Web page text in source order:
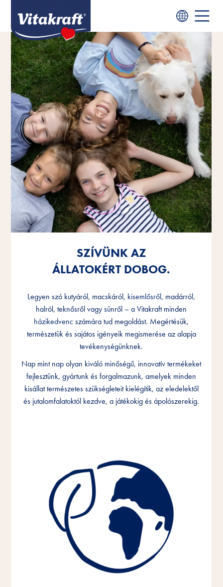
SZÍVÜNK AZ
ÁLLATOKÉRT DOBOG.
Legyen szó kutyáról, macskáról, kisemlősről, madárról,
halról, teknősről vagy sünről – a Vitakraft minden
házikedvencszámára tud megoldást. Megértésük,
természetük és sajátos igényeik megismerése az alapja
tevékenységünknek.
Nap mint nap olyan kiváló minőségű, innovatív termékeket
fejlesztünk, gyártunk és forgalmazunk, amelyek minden
kisállat természetes szükségleteit kielégítik, az eledelektől
és jutalomfalatoktól kezdve, a játékokig és ápolószerekig.
SZÍVÜNK AZ
ÁLLATOKÉRT DOBOG.
Legyen szó kutyáról, macskáról, kisemlősről, madárról,
halról, teknősről vagy sünről – a Vitakraft minden
házikedvencszámára tud megoldást. Megértésük,
természetük és sajátos igényeik megismerése az alapja
tevékenységünknek.
Nap mint nap olyan kiváló minőségű, innovatív termékeket
fejlesztünk, gyártunk és forgalmazunk, amelyek minden
kisállat természetes szükségleteit kielégítik, az eledelektől
és jutalomfalatoktól kezdve, a játékokig és ápolószerekig.
SZÍVÜNK AZ
ÁLLATOKÉRT DOBOG.
Legyen szó kutyáról, macskáról, kisemlősről, madárról,
halról, teknősről vagy sünről – a Vitakraft minden
házikedvencszámára tud megoldást. Megértésük,
természetük és sajátos igényeik megismerése az alapja
tevékenységünknek.
Nap mint nap olyan kiváló minőségű, innovatív termékeket
fejlesztünk, gyártunk és forgalmazunk, amelyek minden
kisállat természetes szükségleteit kielégítik, az eledelektől
és jutalomfalatoktól kezdve, a játékokig és ápolószerekig.